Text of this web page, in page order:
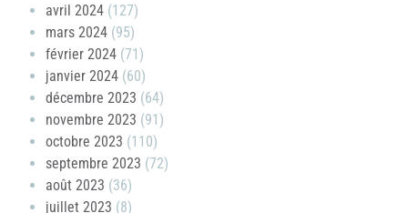
avril 2024 (127)
mars 2024 (95)
février 2024 (71)
janvier 2024 (60)
décembre 2023 (64)
novembre 2023 (91)
octobre 2023 (110)
septembre 2023 (72)
août 2023 (36)
juillet 2023 (8)